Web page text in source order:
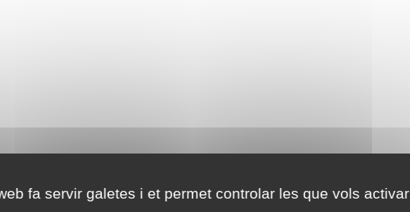
fa servir galetes i et permet controlar les que vols activar